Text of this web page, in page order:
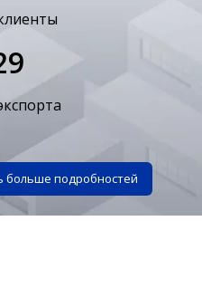
больше подробностей